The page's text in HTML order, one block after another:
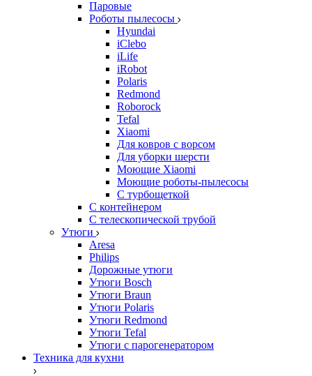
Паровые
Роботы пылесосы
Hyundai
iClebo
iLife
iRobot
Polaris
Redmond
Roborock
Tefal
Xiaomi
Для ковров с ворсом
Для уборки шерсти
Моющие Xiaomi
Моющие роботы-пылесосы
С турбощеткой
С контейнером
С телескопической трубой
Утюги
Aresa
Philips
Дорожные утюги
Утюги Bosch
Утюги Braun
Утюги Polaris
Утюги Redmond
Утюги Tefal
Утюги с парогенератором
Техника для кухни